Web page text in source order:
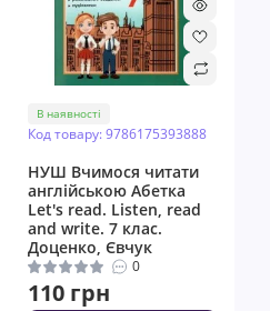
В наявності
Код товару: 9786175393888
НУШ Вчимося читати
англійською Абетка
Let's read. Listen, read
and write. 7 клас.
Доценко, Євчук
0
110 грн